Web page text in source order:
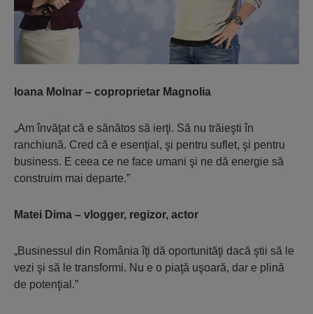
Ioana Molnar – coproprietar Magnolia
„Am învăţat că e sănătos să ierţi. Să nu trăieşti în
ranchiună. Cred că e esenţial, şi pentru suflet, şi pentru
business. E ceea ce ne face umani şi ne dă energie să
construim mai departe.”
Matei Dima – vlogger, regizor, actor
„Businessul din România îţi dă oportunităţi dacă ştii să le
vezi şi să le transformi. Nu e o piaţă uşoară, dar e plină
de potenţial.”